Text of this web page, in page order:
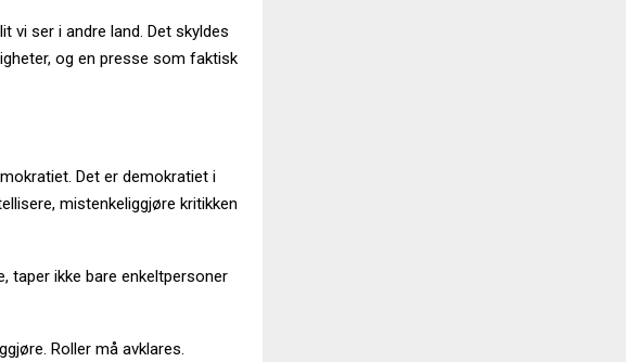
ser i andre land. Det skyldes
og en presse som faktisk
Det er demokratiet i
mistenkeliggjøre kritikken
taper ikke bare enkeltpersoner
Roller må avklares.